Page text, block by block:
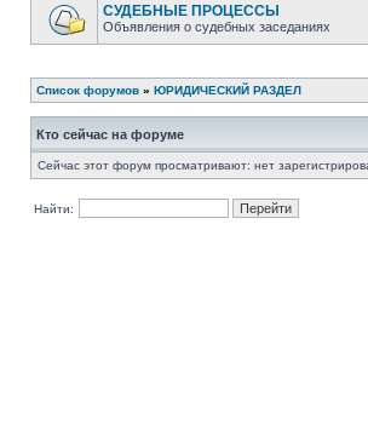
СУДЕБНЫЕ ПРОЦЕССЫ
Объявления о судебных заседаниях
Список форумов » ЮРИДИЧЕСКИЙ РАЗДЕЛ
Кто сейчас на форуме
Сейчас этот форум просматривают: нет
Найти: